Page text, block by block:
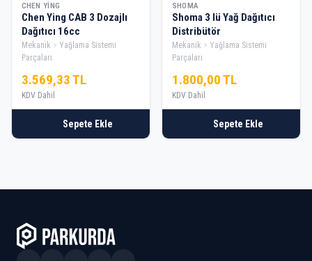
CHEN YING
Chen Ying CAB 3 Dozajlı
Dağıtıcı 16cc
Mekanik
Yağlama Sistemi
Parçaları
3.569,33 TL
KDV Dahil
Sepete Ekle
SHOMA
Shoma 3 lü Yağ Dağıtıcı
Distribütör
Mekanik
Yağlama Sistemi
Parçaları
1.800,00 TL
KDV Dahil
Sepete Ekle